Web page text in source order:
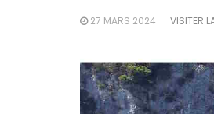
27 MARS 2024 VISITER